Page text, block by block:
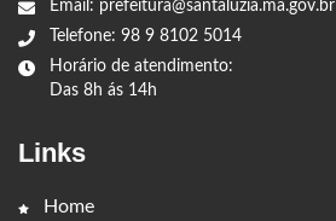
Email: prefeitura@santaluzia.ma.gov.br
Telefone: 98 9 8102 5014
Horário de atendimento:
Das 8h ás 14h
Links
Home